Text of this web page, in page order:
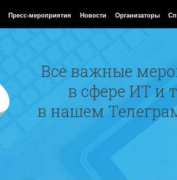
Пресс-мероприятия Новости Организаторы